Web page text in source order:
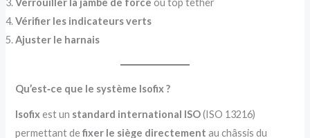
Verrouiller la jambe de force ou top tether
Vérifier les indicateurs verts
Ajuster le harnais
Qu’est‑ce que le système Isofix ?
Isofixest un standard international ISO(ISO 13216)
permettant defixer le siège directement au châssis du